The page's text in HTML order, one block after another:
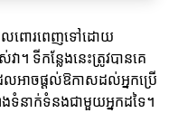
លពោរពេញទៅដោយ
។ ទីកន្លែងនេះត្រូវបានគេ
លអាចផ្តល់ឱកាសដល់អ្នកប្រើ
ាងទំនាក់ទំនងជាមួយអ្នកដទៃ។